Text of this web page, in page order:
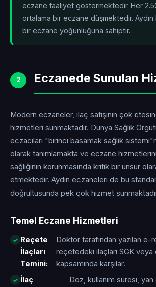
eczane faaliyet göstermektedir. Her
ortalama bir eczane düşmektedir. Aydın
bir eczane yoğunluğuna sahiptir.
2 Eczanede Sunulan
Modern eczaneler, ilaç satışının çok
hizmetleri sunmaktadır. Dünya Sağlık
eczacıları "birinci basamak sağlık
olarak tanımlamakta ve eczane
sağlığının korunmasında kritik bir unsur
etmektedir. Aydın eczaneleri de bu
doğrultusunda pek çok hizmet
Temel Eczane Hizmetleri
Reçete
İlaçları
Temini:
Doktor tarafından yazılan e-
reçetedeki ilaçları SGK
kapsamında karşılar.
İlaç
Doz, kullanım süresi,